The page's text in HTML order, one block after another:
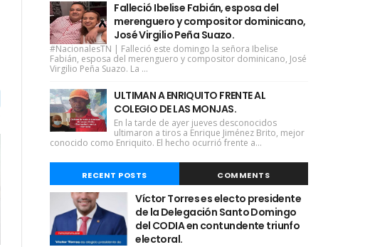
Falleció Ibelise Fabián, esposa del
merenguero y compositor dominicano,
José Virgilio Peña Suazo.
#NacionalesTN | Falleció este domingo la señora Ibelise
Fabián, esposa del merenguero y compositor dominicano, José
Virgilio Peña Suazo. La ...
ULTIMAN A ENRIQUITO FRENTE AL
COLEGIO DE LAS MONJAS.
En la tarde de ayer jueves desconocidos
ultimaron a tiros a Enrique Jiménez Brito, mejor
conocido como Enriquito. El hecho ocurrió frente a...
RECENT POSTS COMMENTS
Víctor Torres es electo presidente
de la Delegación Santo Domingo
del CODIA en contundente triunfo
electoral.